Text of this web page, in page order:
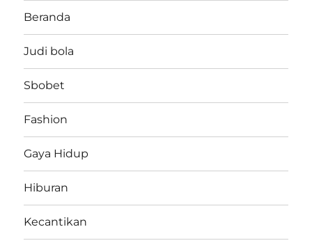
Beranda
Judi bola
Sbobet
Fashion
Gaya Hidup
Hiburan
Kecantikan